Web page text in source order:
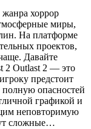
хоррор
миры,
На платформе
проектов,
Давайте
2 Outlast 2 — это
предстоит
опасностей
графикой и
неповторимую
сложные…